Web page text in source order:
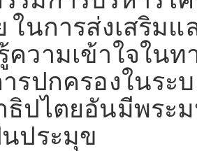
ในการส่งเสริมแ
ความเข้าใจในท
ารปกครองในระ
ธิปไตยอันมีพระ
นประมุข